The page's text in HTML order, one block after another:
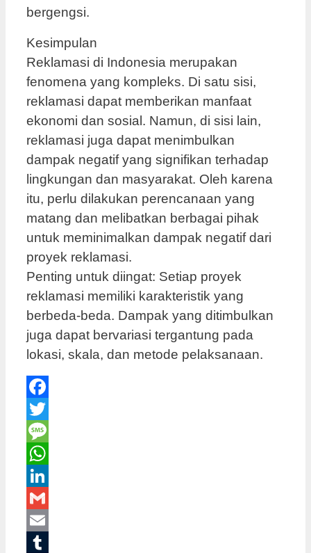
bergengsi.
Kesimpulan
Reklamasi di Indonesia merupakan
fenomena yang kompleks. Di satu sisi,
reklamasi dapat memberikan manfaat
ekonomi dan sosial. Namun, di sisi lain,
reklamasi juga dapat menimbulkan
dampak negatif yang signifikan terhadap
lingkungan dan masyarakat. Oleh karena
itu, perlu dilakukan perencanaan yang
matang dan melibatkan berbagai pihak
untuk meminimalkan dampak negatif dari
proyek reklamasi.
Penting untuk diingat: Setiap proyek
reklamasi memiliki karakteristik yang
berbeda-beda. Dampak yang ditimbulkan
juga dapat bervariasi tergantung pada
lokasi, skala, dan metode pelaksanaan.
Facebook
Twitter
Message
WhatsApp
LinkedIn
Gmail
Email